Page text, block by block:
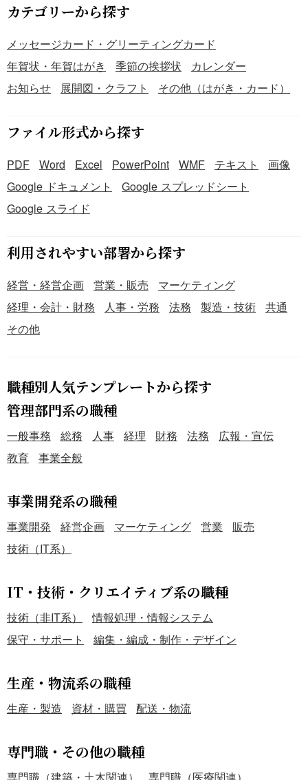
カテゴリーから探す
メッセージカード・グリーティングカード
年賀状・年賀はがき
季節の挨拶状
カレンダー
お知らせ
展開図・クラフト その他（はがき・カード）
ファイル形式から探す
PDF Word Excel PowerPoint WMF テキスト
画像
Google ドキュメント
Google スプレッドシート
Google スライド
利用されやすい部署から探す
経営・経営企画 営業・販売
マーケティング
経理・会計・財務
人事・労務 法務 製造・技術
共通
その他
職種別人気テンプレートから探す
管理部門系の職種
一般事務 総務 人事 経理 財務 法務
広報・宣伝
教育
事業全般
事業開発系の職種
事業開発 経営企画 マーケティング 営業
販売
技術（IT系）
IT・技術・クリエイティブ系の職種
技術（非IT系）
情報処理・情報システム
保守・サポート
編集・編成・制作・デザイン
生産・物流系の職種
生産・製造 資材・購買 配送・物流
専門職・その他の職種
専門職（建築・土木関連） 専門職（医療関連）